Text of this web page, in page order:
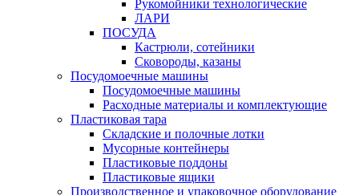
Рукомойники технологические
ЛАРИ
ПОСУДА
Кастрюли, сотейники
Сковороды, казаны
Посудомоечные машины
Посудомоечные машины
Расходные материалы и комплектующие
Пластиковая тара
Складские и полочные лотки
Мусорные контейнеры
Пластиковые поддоны
Пластиковые ящики
Производственное и упаковочное оборудование